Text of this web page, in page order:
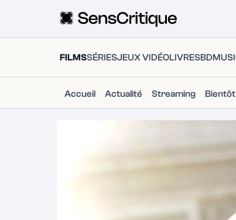
FILMSSÉRIESJEUX VIDÉOLIVRESBD
Accueil Actualité Streaming Bientôt